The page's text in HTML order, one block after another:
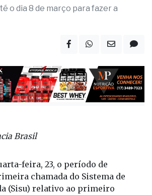
o dia 8 de março para fazer a
Brasil
feira, 23, o período de
chamada do Sistema de
(Sisu) relativo ao primeiro